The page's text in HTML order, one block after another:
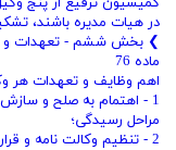
در هیات ‌مدیره باشند،
❯ بخش ششم - تعهدات و
ماده 76
اهم وظایف و تعهدات هر
1 - اهتمام به صلح و
مراحل رسیدگی؛
2 - تنظیم وکالت ‌نامه و